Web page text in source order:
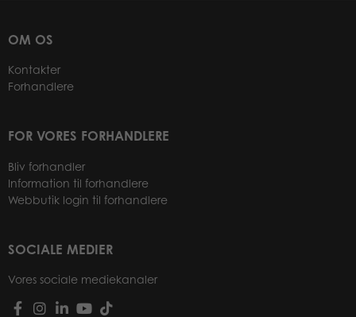
OM OS
Kontakter
Forhandlere
FOR VORES FORHANDLERE
Bliv forhandler
Information til forhandlere
Webbutik login til forhandlere
SOCIALE MEDIER
Vores sociale mediekanaler